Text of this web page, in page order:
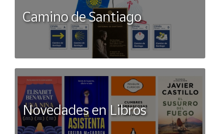
Camino de Santiago
Novedades en Libros